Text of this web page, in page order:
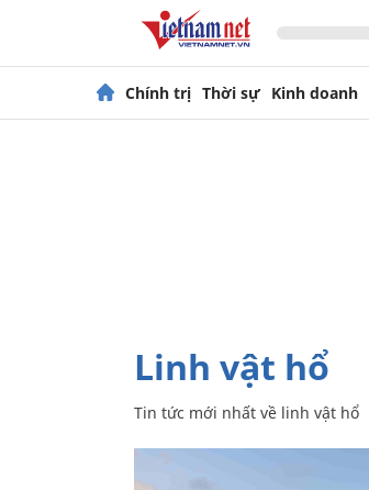
Chính trị Thời sự Kinh doanh
linh vật hổ
Tin tức mới nhất về linh vật hổ